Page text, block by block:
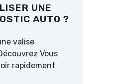
UNE
AUTO ?
valise
Vous
rapidement